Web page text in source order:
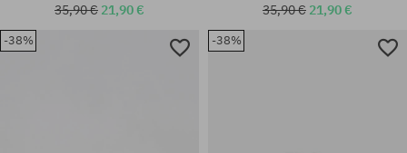
35,90 € 21,90 € 35,90 € 21,90 €
-38% -38%